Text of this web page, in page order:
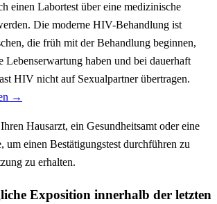
einen Labortest über eine medizinische
Die moderne HIV-Behandlung ist
die früh mit der Behandlung beginnen,
Lebenserwartung haben und bei dauerhaft
HIV nicht auf Sexualpartner übertragen.
→
Hausarzt, ein Gesundheitsamt oder eine
um einen Bestätigungstest durchführen zu
zu erhalten.
Exposition innerhalb der letzten